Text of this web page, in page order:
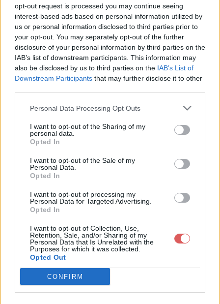
opt-out request is processed you may continue seeing
interest-based ads based on personal information utilized by
us or personal information disclosed to third parties prior to
your opt-out. You may separately opt-out of the further
disclosure of your personal information by third parties on the
IAB’s list of downstream participants. This information may
also be disclosed by us to third parties on the IAB’s List of
Downstream Participants that may further disclose it to other
Personal Data Processing Opt Outs
I want to opt-out of the Sharing of my
personal data.
Opted In
I want to opt-out of the Sale of my
Personal Data.
Opted In
I want to opt-out of processing my
Personal Data for Targeted Advertising.
Opted In
I want to opt-out of Collection, Use,
Retention, Sale, and/or Sharing of my
Personal Data that Is Unrelated with the
Purposes for which it was collected.
Opted Out
CONFIRM
Partager le fichier blind 3000 -
6000.wav sur le Web et les
réseaux sociaux:
Télécharger le fichier blind 3000
- 6000.wav
Télécharger blind 3000 - 6000.wa